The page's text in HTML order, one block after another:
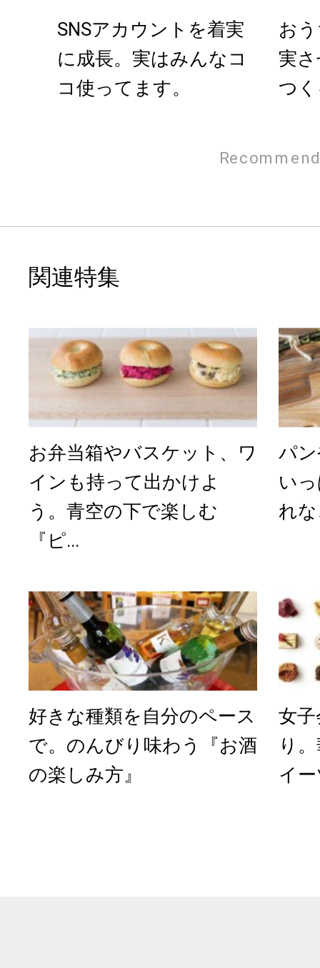
SNSアカウントを着実
に成長。実はみんなコ
コ使ってます。
お
実
つ
関連特集
お弁当箱やバスケット、ワ
インも持って出かけよ
う。青空の下で楽しむ
『ピ...
パ
い
れ
好きな種類を自分のペース
で。のんびり味わう『お酒
の楽しみ方』
女
り
イ